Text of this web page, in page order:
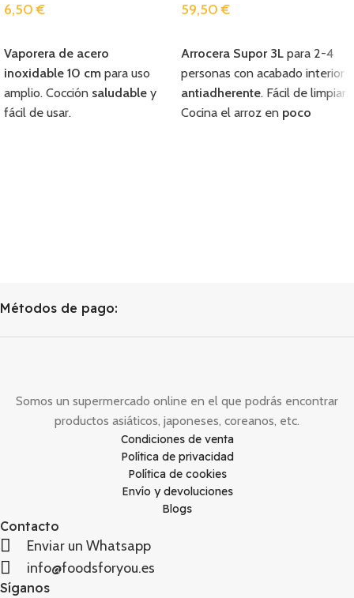
6,50€
Vaporera de acero
inoxidable 10 cm para uso
amplio. Cocción saludable y
fácil de usar.
59,50€
Arrocera Supor 3L para 2-4
personas con acabado interior
antiadherente. Fácil de limpiar.
Cocina el arroz en poco
Métodos de pago:
Somos un supermercado online en el que podrás encontrar
productos asiáticos, japoneses, coreanos, etc.
Condiciones de venta
Política de privacidad
Política de cookies
Envío y devoluciones
Blogs
Contacto
Enviar un Whatsapp
info@foodsforyou.es
Síganos